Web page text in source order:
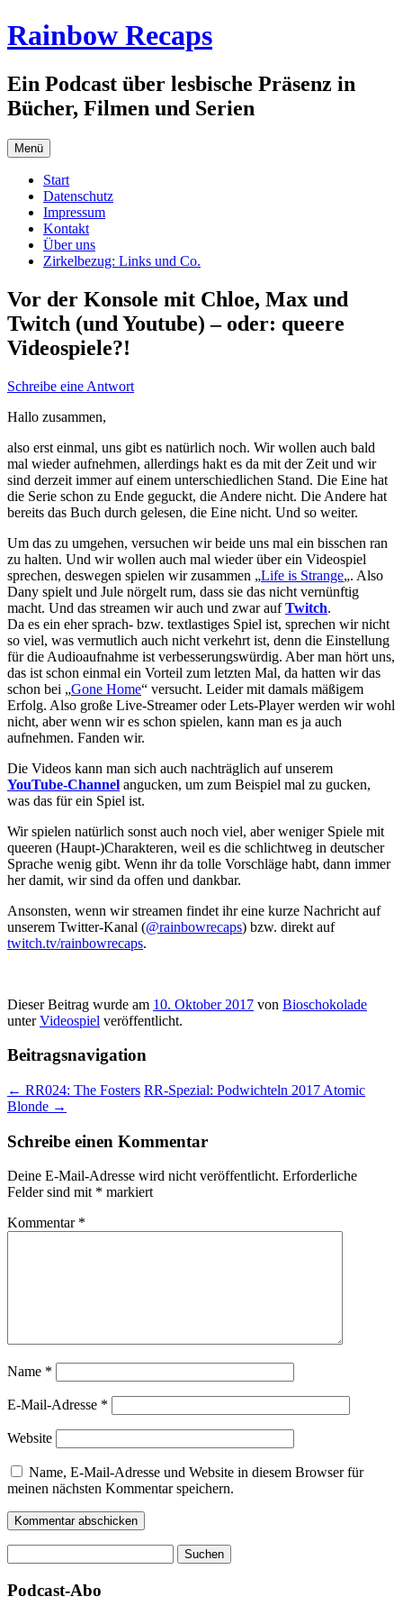
Zum
Inhalt
Rainbow Recaps
Ein Podcast über lesbische Präsenz in
Bücher, Filmen und Serien
Menü
Start
Datenschutz
Impressum
Kontakt
Über uns
Zirkelbezug: Links und Co.
Vor der Konsole mit Chloe, Max und
Twitch (und Youtube) – oder: queere
Videospiele?!
Schreibe eine Antwort
Hallo zusammen,
also erst einmal, uns gibt es natürlich noch. Wir wollen auch bald
mal wieder aufnehmen, allerdings hakt es da mit der Zeit und wir
sind derzeit immer auf einem unterschiedlichen Stand. Die Eine hat
die Serie schon zu Ende geguckt, die Andere nicht. Die Andere hat
bereits das Buch durch gelesen, die Eine nicht. Und so weiter.
Um das zu umgehen, versuchen wir beide uns mal ein bisschen ran
zu halten. Und wir wollen auch mal wieder über ein Videospiel
sprechen, deswegen spielen wir zusammen „Life is Strange„. Also
Dany spielt und Jule nörgelt rum, dass sie das nicht vernünftig
macht. Und das streamen wir auch und zwar aufTwitch.
Da es ein eher sprach- bzw. textlastiges Spiel ist, sprechen wir nicht
so viel, was vermutlich auch nicht verkehrt ist, denn die Einstellung
für die Audioaufnahme ist verbesserungswürdig. Aber man hört uns,
das ist schon einmal ein Vorteil zum letzten Mal, da hatten wir das
schon bei „Gone Home“ versucht. Leider mit damals mäßigem
Erfolg. Also große Live-Streamer oder Lets-Player werden wir wohl
nicht, aber wenn wir es schon spielen, kann man es ja auch
aufnehmen. Fanden wir.
Die Videos kann man sich auch nachträglich auf unserem
YouTube-Channel angucken, um zum Beispiel mal zu gucken,
was das für ein Spiel ist.
Wir spielen natürlich sonst auch noch viel, aber weniger Spiele mit
queeren (Haupt-)Charakteren, weil es die schlichtweg in deutscher
Sprache wenig gibt. Wenn ihr da tolle Vorschläge habt, dann immer
her damit, wir sind da offen und dankbar.
Ansonsten, wenn wir streamen findet ihr eine kurze Nachricht auf
unserem Twitter-Kanal (@rainbowrecaps) bzw. direkt auf
twitch.tv/rainbowrecaps.
Dieser Beitrag wurde am 10. Oktober 2017 von Bioschokolade
unterVideospiel veröffentlicht.
Beitragsnavigation
← RR024: The Fosters RR-Spezial: Podwichteln 2017 Atomic
Blonde →
Schreibe einen Kommentar
Deine E-Mail-Adresse wird nicht veröffentlicht. Erforderliche
Felder sind mit * markiert
Kommentar *
Name *
E-Mail-Adresse *
Website
Name, E-Mail-Adresse und Website in diesem Browser für
meinen nächsten Kommentar speichern.
nach:
Podcast-Abo